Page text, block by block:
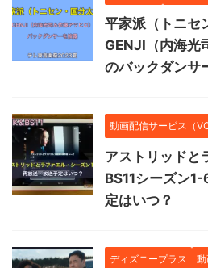
平家派（トニセ
GENJI（内海光
のバックダンサ
動画配信サービス（
アストリッドと
BS11シーズン
定はいつ？
ディズニープラス 動